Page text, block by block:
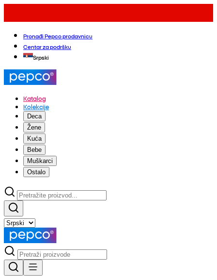
Pronađi Pepco prodavnicu
Centar za podršku
Srpski
Katalog
Kolekcije
Deca
Žene
Kuća
Bebe
Muškarci
Ostalo